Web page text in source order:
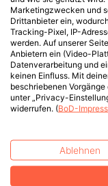
Marketingzwecken und
Drittanbieter ein,
Tracking-Pixel, IP-
werden. Auf unserer
Anbietern ein (Video-
Datenverarbeitung und
keinen Einfluss. Mit
beschriebenen
unter „Privacy-
widerrufen. (BoD-
Ablehnen